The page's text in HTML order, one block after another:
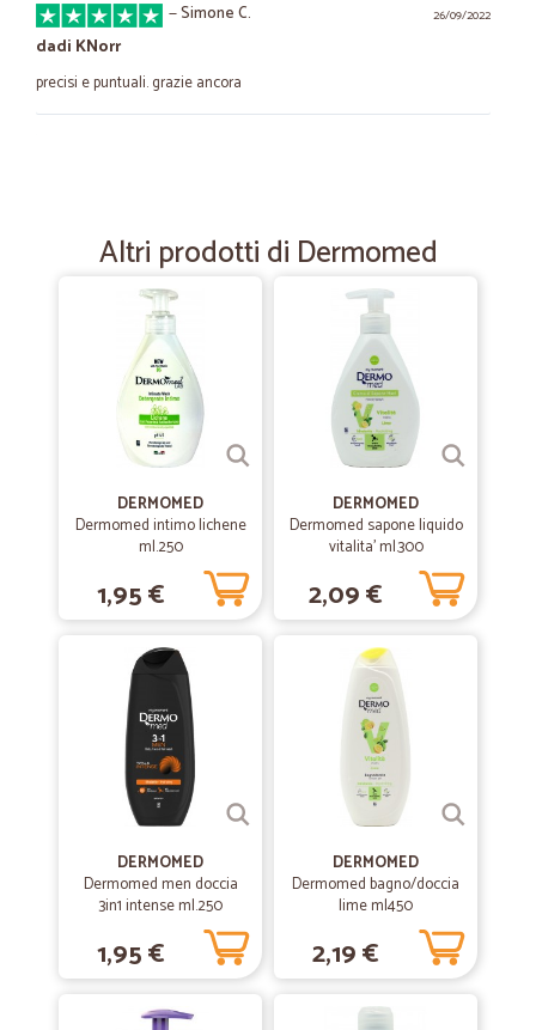
26/09/2022
—Simone C.
dadi KNorr
precisi e puntuali. grazie ancora
—
Effettuato il mio primo ordine
Effettuato il mio primo ordine. Tempi di consegna rapidi e prodotti
arrivati integri. Continuerò ad acquistare da loro,anche se i prezzi
leggermente più alti, ma tutto sommato nella norma. Continuate così
mi raccomando!
13/10/2020
—Dariush R.
Grazie! Un'esperienza molto piacevole e positiva nel suo insieme!
Bianca U.
Ottimo servizio
Ho fatto l’ordine per la prima volta, mi sono trovata molto bene gli
yogurt sono arrivati in tempi brevi e la consegna impeccabile .
Imballati molto bene ed erano freschi. La scadenza degli yogurt
qualsiasi a un mese dal momento in cui li ricevi.SODDISFATTA
—Evelyn M.
Spedizione veloce e sicura
Spedizione veloce e sicura
Altri prodotti di Dermomed
DERMOMED
Dermomed intimo lichene
ml.250
1,95 €
DERMOMED
Dermomed sapone liquido
vitalita' ml.300
2,09 €
DERMOMED
Dermomed men doccia
3in1 intense ml.250
1,95 €
DERMOMED
Dermomed bagno/doccia
lime ml450
2,19 €